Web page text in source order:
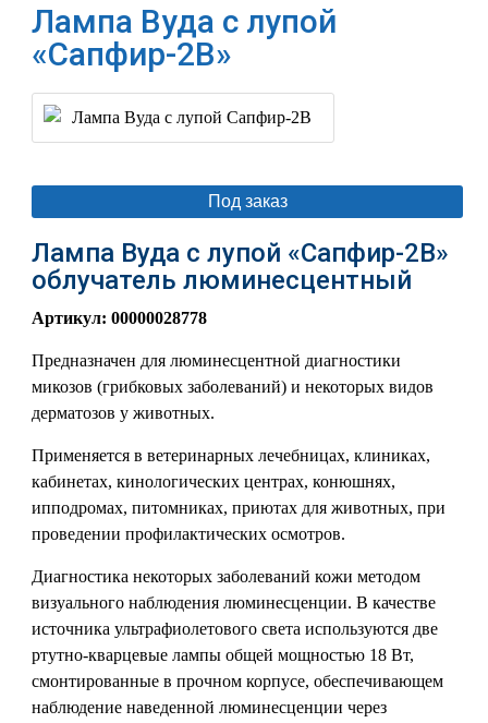
Лампа Вуда с лупой
«Сапфир-2В»
Под заказ
Лампа Вуда с лупой «Сапфир-2В»
облучатель люминесцентный
Артикул:00000028778
Предназначен для люминесцентной диагностики
микозов (грибковых заболеваний) и некоторых видов
дерматозов у животных.
Применяется в ветеринарных лечебницах, клиниках,
кабинетах, кинологических центрах, конюшнях,
ипподромах, питомниках, приютах для животных, при
проведении профилактических осмотров.
Диагностика некоторых заболеваний кожи методом
визуального наблюдения люминесценции. В качестве
источника ультрафиолетового света используются две
ртутно-кварцевые лампы общей мощностью 18 Вт,
смонтированные в прочном корпусе, обеспечивающем
наблюдение наведенной люминесценции через